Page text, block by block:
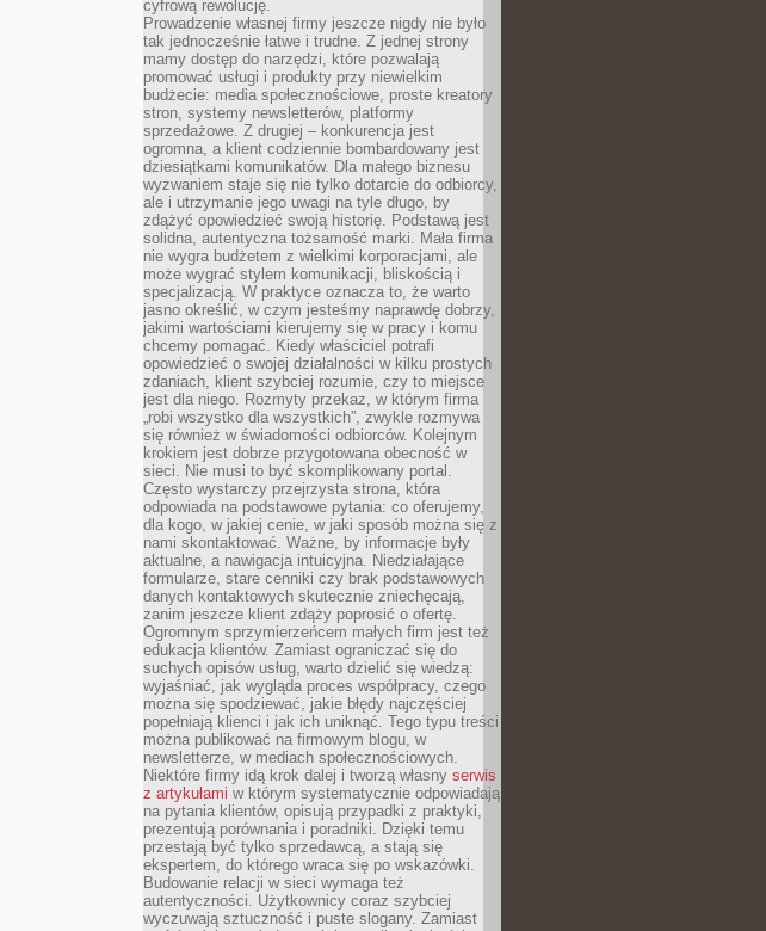
cyfrową rewolucję.
Prowadzenie własnej firmy jeszcze nigdy nie było
tak jednocześnie łatwe i trudne. Z jednej strony
mamy dostęp do narzędzi, które pozwalają
promować usługi i produkty przy niewielkim
budżecie: media społecznościowe, proste kreatory
stron, systemy newsletterów, platformy
sprzedażowe. Z drugiej – konkurencja jest
ogromna, a klient codziennie bombardowany jest
dziesiątkami komunikatów. Dla małego biznesu
wyzwaniem staje się nie tylko dotarcie do odbiorcy,
ale i utrzymanie jego uwagi na tyle długo, by
zdążyć opowiedzieć swoją historię. Podstawą jest
solidna, autentyczna tożsamość marki. Mała firma
nie wygra budżetem z wielkimi korporacjami, ale
może wygrać stylem komunikacji, bliskością i
specjalizacją. W praktyce oznacza to, że warto
jasno określić, w czym jesteśmy naprawdę dobrzy,
jakimi wartościami kierujemy się w pracy i komu
chcemy pomagać. Kiedy właściciel potrafi
opowiedzieć o swojej działalności w kilku prostych
zdaniach, klient szybciej rozumie, czy to miejsce
jest dla niego. Rozmyty przekaz, w którym firma
„robi wszystko dla wszystkich”, zwykle rozmywa
się również w świadomości odbiorców. Kolejnym
krokiem jest dobrze przygotowana obecność w
sieci. Nie musi to być skomplikowany portal.
Często wystarczy przejrzysta strona, która
odpowiada na podstawowe pytania: co oferujemy,
dla kogo, w jakiej cenie, w jaki sposób można się z
nami skontaktować. Ważne, by informacje były
aktualne, a nawigacja intuicyjna. Niedziałające
formularze, stare cenniki czy brak podstawowych
danych kontaktowych skutecznie zniechęcają,
zanim jeszcze klient zdąży poprosić o ofertę.
Ogromnym sprzymierzeńcem małych firm jest też
edukacja klientów. Zamiast ograniczać się do
suchych opisów usług, warto dzielić się wiedzą:
wyjaśniać, jak wygląda proces współpracy, czego
można się spodziewać, jakie błędy najczęściej
popełniają klienci i jak ich uniknąć. Tego typu treści
można publikować na firmowym blogu, w
newsletterze, w mediach społecznościowych.
Niektóre firmy idą krok dalej i tworzą własny serwis
z artykułami w którym systematycznie odpowiadają
na pytania klientów, opisują przypadki z praktyki,
prezentują porównania i poradniki. Dzięki temu
przestają być tylko sprzedawcą, a stają się
ekspertem, do którego wraca się po wskazówki.
Budowanie relacji w sieci wymaga też
autentyczności. Użytkownicy coraz szybciej
wyczuwają sztuczność i puste slogany. Zamiast